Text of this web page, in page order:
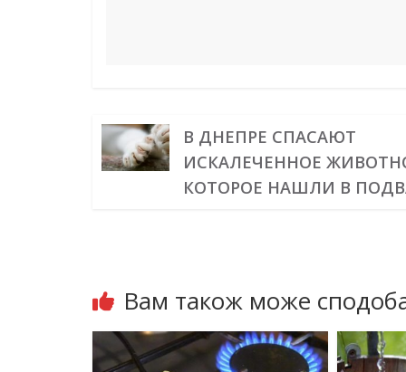
В ДНЕПРЕ СПАСАЮТ
ИСКАЛЕЧЕННОЕ
КОТОРОЕ НАШЛИ В
Вам також може